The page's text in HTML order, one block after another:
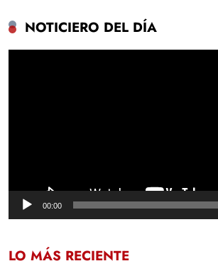
NOTICIERO DEL DÍA
00:00
LO MÁS RECIENTE